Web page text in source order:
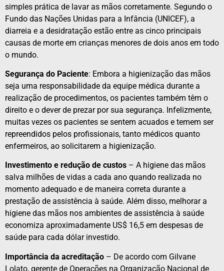
simples prática de lavar as mãos corretamente. Segundo o
Fundo das Nações Unidas para a Infância (UNICEF), a
diarreia e a desidratação estão entre as cinco principais
causas de morte em crianças menores de dois anos em todo
o mundo.
Segurança do Paciente: Embora a higienização das mãos
seja uma responsabilidade da equipe médica durante a
realização de procedimentos, os pacientes também têm o
direito e o dever de prezar por sua segurança. Infelizmente,
muitas vezes os pacientes se sentem acuados e temem ser
repreendidos pelos profissionais, tanto médicos quanto
enfermeiros, ao solicitarem a higienização.
Investimento e redução de custos – A higiene das mãos
salva milhões de vidas a cada ano quando realizada no
momento adequado e de maneira correta durante a
prestação de assistência à saúde. Além disso, melhorar a
higiene das mãos nos ambientes de assistência à saúde
economiza aproximadamente US$ 16,5 em despesas de
saúde para cada dólar investido.
Importância da acreditação – De acordo com Gilvane
Lolato, gerente de Operações na Organização Nacional de